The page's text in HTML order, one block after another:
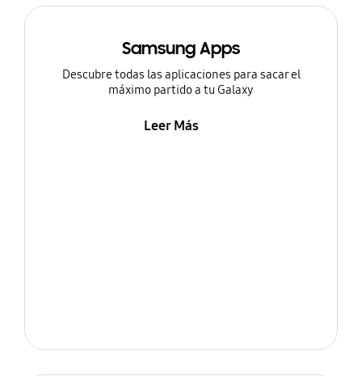
Samsung Apps
Descubre todas las aplicaciones para sacar el
máximo partido a tu Galaxy
Leer Más